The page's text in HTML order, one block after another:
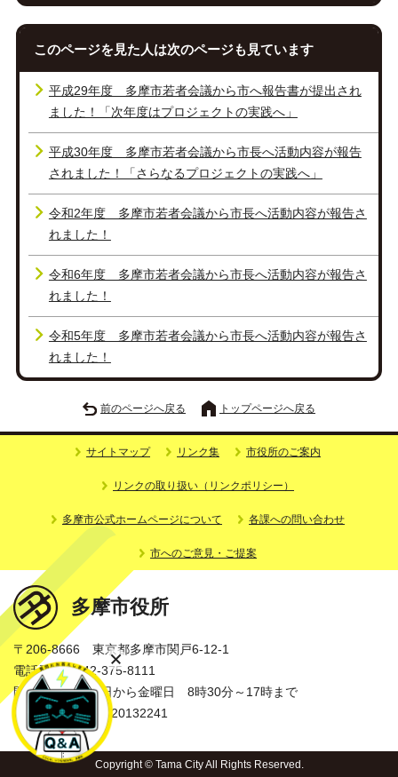
このページを見た人は次のページも見ています
平成29年度 多摩市若者会議から市へ報告書が提出され
ました！「次年度はプロジェクトの実践へ」
平成30年度 多摩市若者会議から市長へ活動内容が報告
されました！「さらなるプロジェクトの実践へ」
令和2年度 多摩市若者会議から市長へ活動内容が報告さ
れました！
令和6年度 多摩市若者会議から市長へ活動内容が報告さ
れました！
令和5年度 多摩市若者会議から市長へ活動内容が報告さ
れました！
前のページへ戻る トップページへ戻る
サイトマップ リンク集 市役所のご案内
リンクの取り扱い（リンクポリシー）
多摩市公式ホームページについて 各課への問い合わせ
市へのご意見・ご提案
多摩市役所
〒206-8666 東京都多摩市関戸6-12-1
電話番号：042-375-8111
開庁時間：月曜日から金曜日 8時30分～17時まで
法人番号：3000020132241
Copyright © Tama City All Rights Reserved.